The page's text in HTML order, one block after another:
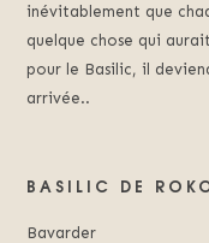
inévitablement que
quelque chose qui
pour le Basilic, il
arrivée..
BASILIC DE
Bavarder